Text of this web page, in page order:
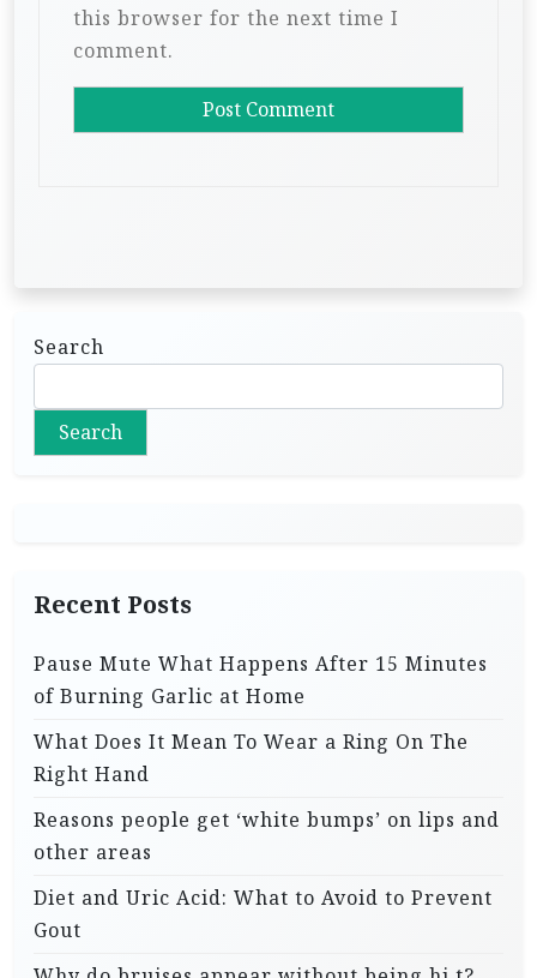
this browser for the next time I
comment.
Search
Search
Recent Posts
Pause Mute What Happens After 15 Minutes
of Burning Garlic at Home
What Does It Mean To Wear a Ring On The
Right Hand
Reasons people get ‘white bumps’ on lips and
other areas
Diet and Uric Acid: What to Avoid to Prevent
Gout